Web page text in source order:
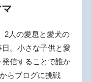
2人の愛息と愛犬の
。小さな子供と愛
信することで誰か
らブログに挑戦